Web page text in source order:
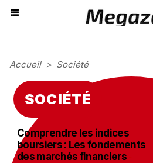
Accueil > Société
SOCIÉTÉ
Comprendre les indices
boursiers : Les fondements
des marchés financiers